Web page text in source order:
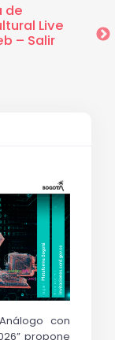
Acta de
con Dosis
con
propone